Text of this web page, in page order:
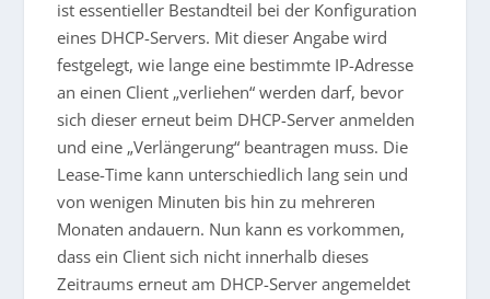
ist essentieller Bestandteil bei der Konfiguration
eines DHCP-Servers. Mit dieser Angabe wird
festgelegt, wie lange eine bestimmte IP-Adresse
an einen Client „verliehen“ werden darf, bevor
sich dieser erneut beim DHCP-Server anmelden
und eine „Verlängerung“ beantragen muss. Die
Lease-Time kann unterschiedlich lang sein und
von wenigen Minuten bis hin zu mehreren
Monaten andauern. Nun kann es vorkommen,
dass ein Client sich nicht innerhalb dieses
Zeitraums erneut am DHCP-Server angemeldet